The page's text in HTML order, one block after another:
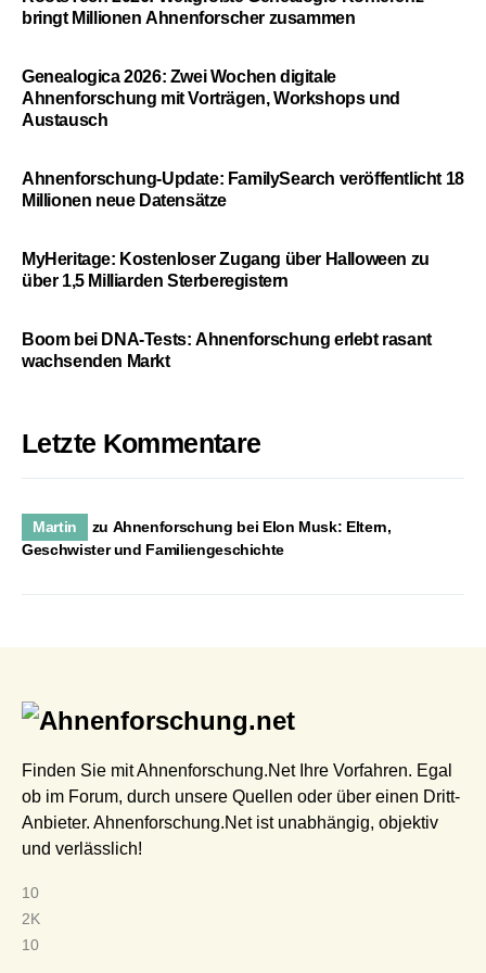
bringt Millionen Ahnenforscher zusammen
Genealogica 2026: Zwei Wochen digitale
Ahnenforschung mit Vorträgen, Workshops und
Austausch
Ahnenforschung-Update: FamilySearch veröffentlicht 18
Millionen neue Datensätze
MyHeritage: Kostenloser Zugang über Halloween zu
über 1,5 Milliarden Sterberegistern
Boom bei DNA-Tests: Ahnenforschung erlebt rasant
wachsenden Markt
Letzte Kommentare
Martin zu Ahnenforschung bei Elon Musk: Eltern,
Geschwister und Familiengeschichte
Finden Sie mit Ahnenforschung.Net Ihre Vorfahren. Egal
ob im Forum, durch unsere Quellen oder über einen Dritt-
Anbieter. Ahnenforschung.Net ist unabhängig, objektiv
und verlässlich!
10
2K
10